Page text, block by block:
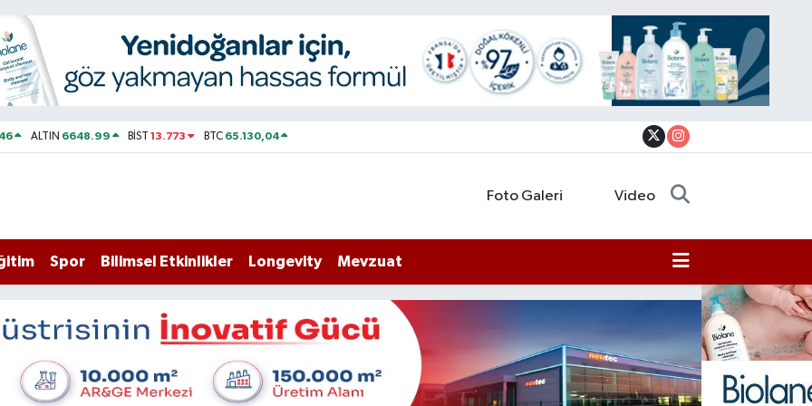
ALTIN 6648.99 BİST13.773 BTC 65.130,04
Foto Galeri Video
Spor Bilimsel Etkinlikler Longevity Mevzuat